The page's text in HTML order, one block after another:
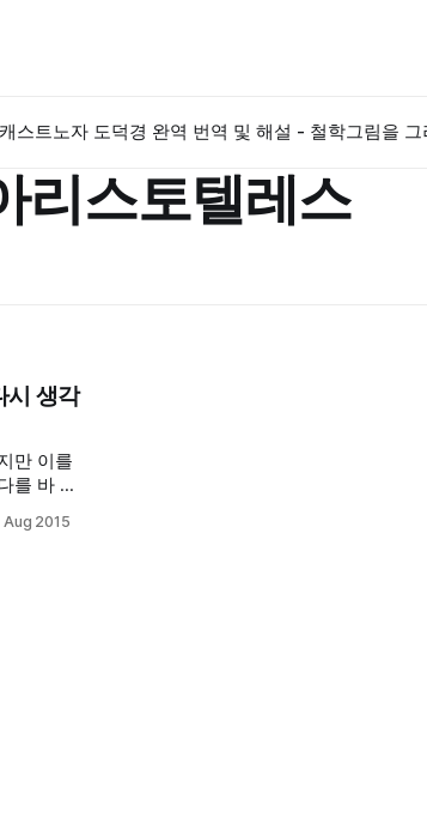
스트노자 도덕경 완역 번역 및 해설 - 철학그림을
리스토텔레스
시 생각
만 이를
를 바 없
문제에
Aug 2015